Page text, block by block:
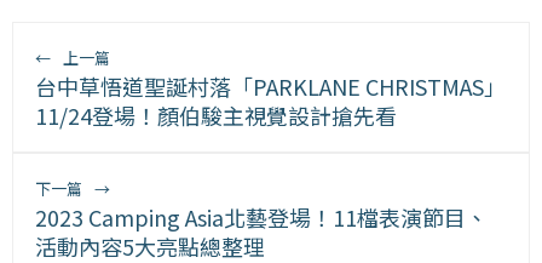
← 上一篇
台中草悟道聖誕村落「PARKLANE CHRISTMAS」
11/24登場！顏伯駿主視覺設計搶先看
下一篇 →
2023 Camping Asia北藝登場！11檔表演節目、
活動內容5大亮點總整理